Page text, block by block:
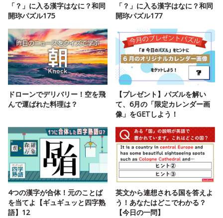
「？」に入る漢字はなに？和同
開珎パズル175
「？」に入る漢字はなに？和同
開珎パズル177
ドローンでデリバリー！空を飛
んで運ばれた料理は？
【プレゼント】パズルを解い
て、6月の「限定カレンダー画
像」をGETしよう！
4つの漢字が合体！元のことば
を当てよ【ギュギュッと四字熟
語】12
英文から連想される国を答えよ
う！あなたはどこでわかる？
【今日の一問】